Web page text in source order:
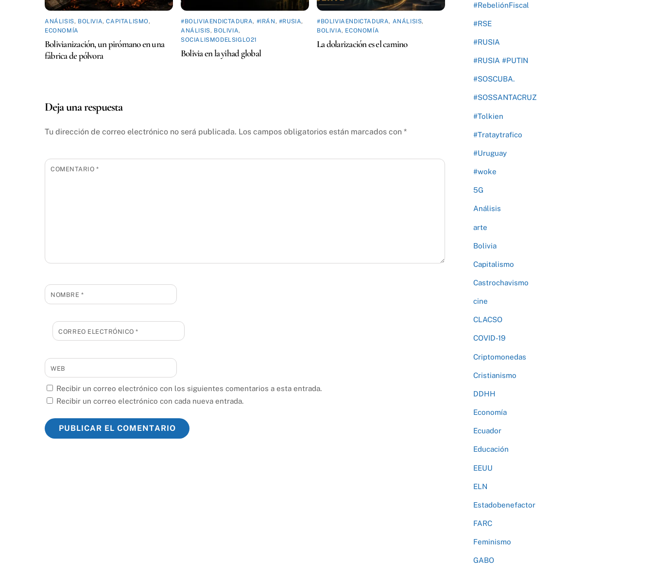
ANÁLISIS, BOLIVIA,CAPITALISMO,
ECONOMÍA
Bolivianización, un pirómano en una
fábrica de pólvora
#BOLIVIAENDICTADURA, #IRÁN , #RUSIA,
ANÁLISIS, BOLIVIA,
SOCIALISMODELSIGLO21
Bolivia en la yihad global
#BOLIVIAENDICTADURA, ANÁLISIS,
BOLIVIA, ECONOMÍA
La dolarización es el camino
Deja una respuesta
Tu dirección de correo electrónico no será publicada. Los campos obligatorios están marcados con *
COMENTARIO *
NOMBRE *
CORREO ELECTRÓNICO*
WEB
Recibir un correo electrónico con los siguientes comentarios a esta entrada.
Recibir un correo electrónico con cada nueva entrada.
#RebeliónFiscal
#RSE
#RUSIA
#RUSIA #PUTIN
#SOSCUBA.
#SOSSANTACRUZ
#Tolkien
#Trataytrafico
#Uruguay
#woke
5G
Análisis
arte
Bolivia
Capitalismo
Castrochavismo
cine
CLACSO
COVID-19
Criptomonedas
Cristianismo
DDHH
Economía
Ecuador
Educación
EEUU
ELN
Estadobenefactor
FARC
Feminismo
GABO